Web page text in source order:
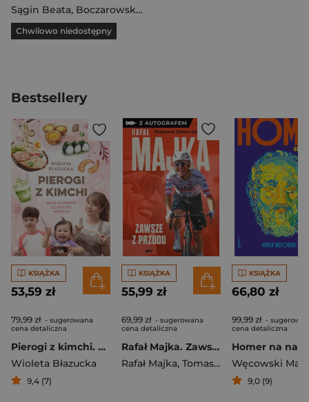
Sągin Beata, Boczarowski Andrzej
Chwilowo niedostępny
Bestsellery
KSIĄŻKA
53,59 zł
79,99 zł - sugerowana
cena detaliczna
Pierogi z kimchi. Moje ulubione azjatyckie przepisy
Wioleta Błazucka
9,4 (7)
KSIĄŻKA
55,99 zł
69,99 zł - sugerowana
cena detaliczna
Rafał Majka. Zawsze z przodu. Rozmawia Tomasz Kalemba - książka z autografem
Rafał Majka, Tomasz Kalemba
KSIĄŻKA
66,80 zł
99,99 zł -
cena detaliczna
Węcowski
9,0 (9)